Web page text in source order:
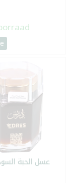
عسل الحبة